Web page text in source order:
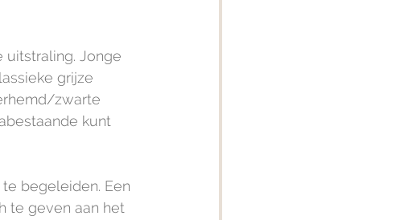
uitstraling. Jonge
grijze
zwarte
kunt
begeleiden. Een
te geven aan het